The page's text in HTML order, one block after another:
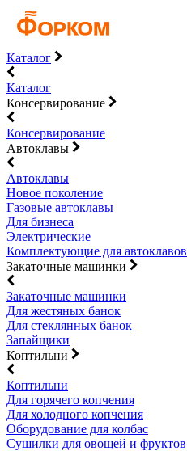
Каталог
Каталог
Консервирование
Консервирование
Автоклавы
Автоклавы
Новое поколение
Газовые автоклавы
Для бизнеса
Электрические
Комплектующие для автоклавов
Закаточные машинки
Закаточные машинки
Для жестяных банок
Для стеклянных банок
Запайщики
Коптильни
Коптильни
Для горячего копчения
Для холодного копчения
Оборудование для колбас
Сушилки для овощей и фруктов